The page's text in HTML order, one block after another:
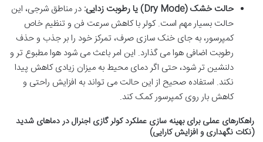
حالت خشک (Dry Mode) یا رطوبت زدایی:
در مناطق شرجی، این
حالت بسیار مهم است. کولر با کاهش سرعت فن و تنظیم خاص
کمپرسور، به جای خنک سازی صرف، تمرکز خود را بر جذب و حذف
رطوبت اضافی هوا می گذارد. این امر باعث می شود هوا مطبوع تر و
دلنشین تر شود، حتی اگر دمای محیط به میزان زیادی کاهش پیدا
نکند. استفاده صحیح از این حالت می تواند به افزایش راحتی و
کاهش بار روی کمپرسور کمک کند.
راهکارهای عملی برای بهینه سازی عملکرد کولر گازی اجنرال در دماهای شدید
(نکات نگهداری و افزایش کارایی)